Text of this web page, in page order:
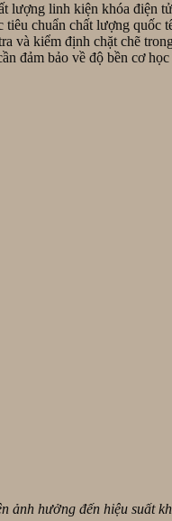
lượng linh kiện khóa điện
tiêu chuẩn chất lượng quốc
và kiểm định chặt chẽ
đảm bảo về độ bền cơ
ảnh hưởng đến hiệu suất